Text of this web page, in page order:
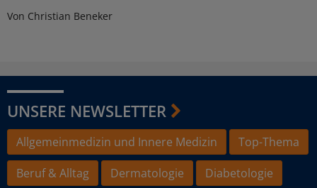
Von Christian Beneker
UNSERE NEWSLETTER
Allgemeinmedizin und Innere Medizin
Top-Thema
Beruf & Alltag
Dermatologie
Diabetologie